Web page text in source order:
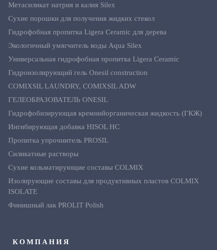
Метасиликат натрия и калия Silex
Сухие порошки для получения жидких стекол
Гидрофобная пропитка Ligera Ceramic для дерева
Экологичный умягчитель воды Aqua Silex
Универсальная гидрофобная пропитка Ligera Ceramic
Гидроизолирующий гель Onesil construction
COMIXSIL LAUNDRY, COMIXSIL ADW
ГЕЛЕОБРАЗОВАТЕЛЬ ONESIL
Гидрофобизирующая кремнийорганическая жидкость (ГКЖ)
Ингибирующая добавка HISOL HC
Пропитка упрочнитель PROSIL
Силикатные растворы
Сухие кольматирующие составы COLMIX
Изолирующие составы для продуктивных пластов CОLMIX
ISOLATE
Финишный лак PROLIT Polish
КОМПАНИЯ